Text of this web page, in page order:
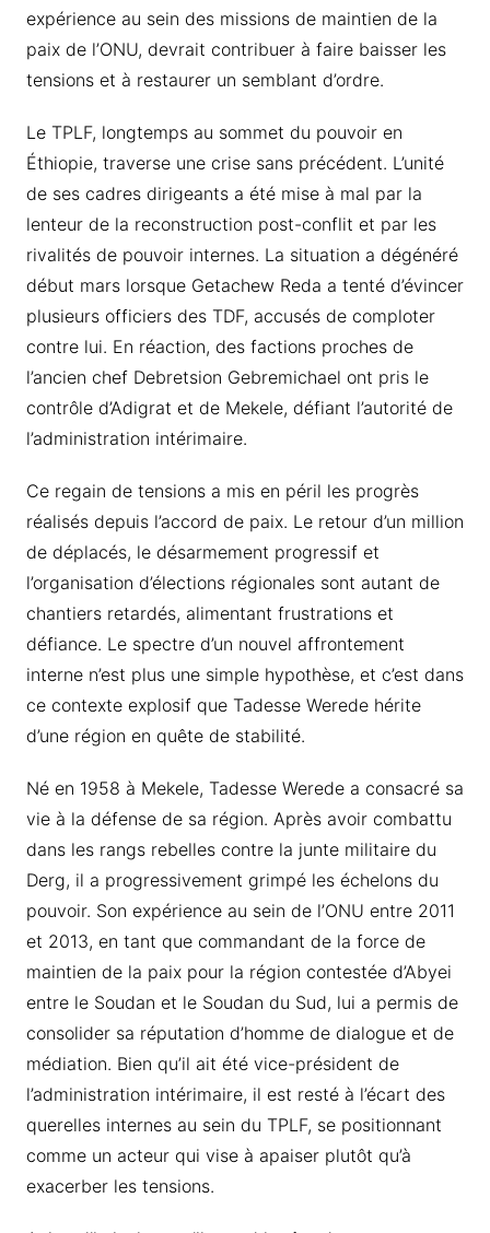
expérience au sein des missions de maintien de la
paix de l’ONU, devrait contribuer à faire baisser les
tensions et à restaurer un semblant d’ordre.
Le TPLF, longtemps au sommet du pouvoir en
Éthiopie, traverse une crise sans précédent. L’unité
de ses cadres dirigeants a été mise à mal par la
lenteur de la reconstruction post-conflit et par les
rivalités de pouvoir internes. La situation a dégénéré
début mars lorsque Getachew Reda a tenté d’évincer
plusieurs officiers des TDF, accusés de comploter
contre lui. En réaction, des factions proches de
l’ancien chef Debretsion Gebremichael ont pris le
contrôle d’Adigrat et de Mekele, défiant l’autorité de
l’administration intérimaire.
Ce regain de tensions a mis en péril les progrès
réalisés depuis l’accord de paix. Le retour d’un million
de déplacés, le désarmement progressif et
l’organisation d’élections régionales sont autant de
chantiers retardés, alimentant frustrations et
défiance. Le spectre d’un nouvel affrontement
interne n’est plus une simple hypothèse, et c’est dans
ce contexte explosif que Tadesse Werede hérite
d’une région en quête de stabilité.
Né en 1958 à Mekele, Tadesse Werede a consacré sa
vie à la défense de sa région. Après avoir combattu
dans les rangs rebelles contre la junte militaire du
Derg, il a progressivement grimpé les échelons du
pouvoir. Son expérience au sein de l’ONU entre 2011
et 2013, en tant que commandant de la force de
maintien de la paix pour la région contestée d’Abyei
entre le Soudan et le Soudan du Sud, lui a permis de
consolider sa réputation d’homme de dialogue et de
médiation. Bien qu’il ait été vice-président de
l’administration intérimaire, il est resté à l’écart des
querelles internes au sein du TPLF, se positionnant
comme un acteur qui vise à apaiser plutôt qu’à
exacerber les tensions.